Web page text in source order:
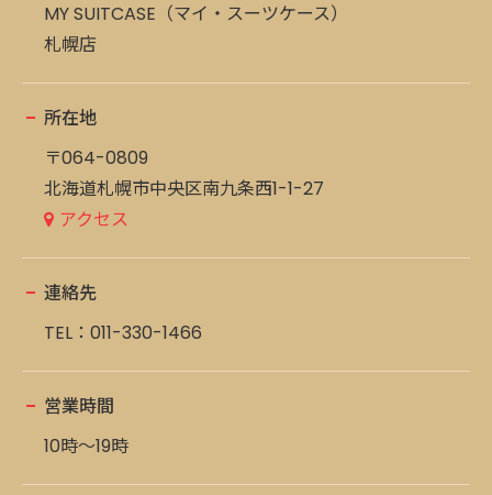
MY SUITCASE（マイ・スーツケース）
札幌店
所在地
〒064-0809
北海道札幌市中央区南九条西1-1-27
アクセス
連絡先
TEL： 011-330-1466
営業時間
10時～19時